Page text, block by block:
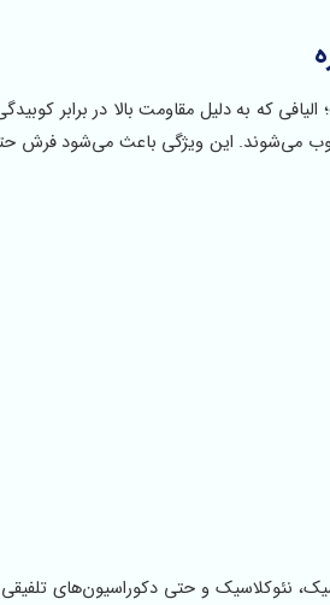
شده است؛ الیافی که به دلیل مقاومت بالا در
یکی از بهترین گزینه‌ها برای فرش‌های 1200 شانه محسوب می‌شوند. این
نئوکلاسیک و حتی دکوراسیون‌های تلفیقی